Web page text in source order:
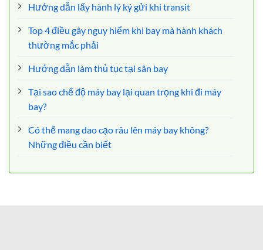
Hướng dẫn lấy hành lý ký gửi khi transit
Top 4 điều gây nguy hiểm khi bay mà hành khách
thường mắc phải
Hướng dẫn làm thủ tục tại sân bay
Tại sao chế độ máy bay lại quan trọng khi đi máy
bay?
Có thể mang dao cạo râu lên máy bay không?
Những điều cần biết